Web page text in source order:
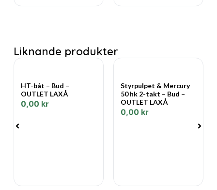
Liknande produkter
HT-båt – Bud –
OUTLET LAXÅ
0,00 kr
Styrpulpet & Mercury
50 hk 2-takt – Bud –
OUTLET LAXÅ
0,00 kr